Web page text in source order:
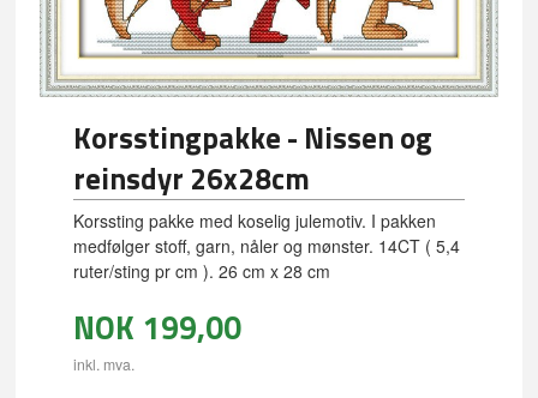
Korsstingpakke - Nissen og
reinsdyr 26x28cm
Korssting pakke med koselig julemotiv. I pakken
medfølger stoff, garn, nåler og mønster. 14CT ( 5,4
ruter/sting pr cm ). 26 cm x 28 cm
NOK 199,00
inkl. mva.